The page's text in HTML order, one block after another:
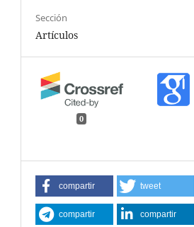
Sección
Artículos
0
compartir tweet
compartir compartir